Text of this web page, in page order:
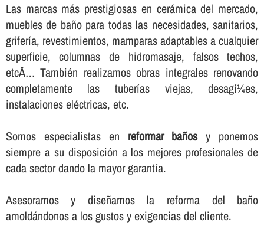
Las marcas más prestigiosas en cerámica del mercado,
muebles de baño para todas las necesidades, sanitarios,
griferí­a, revestimientos, mamparas adaptables a cualquier
superficie, columnas de hidromasaje, falsos techos,
etcÂ… También realizamos obras integrales renovando
completamente las tuberí­as viejas, desagí¼es,
instalaciones eléctricas, etc.
Somos especialistas en reformar bañosy ponemos
siempre a su disposición a los mejores profesionales de
cada sector dando la mayor garantí­a.
Asesoramos y diseñamos la reforma del baño
amoldándonos a los gustos y exigencias del cliente.